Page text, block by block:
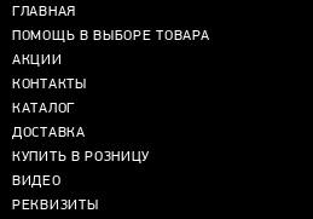
ГЛАВНАЯ
ПОМОЩЬ В ВЫБОРЕ ТОВАРА
АКЦИИ
КОНТАКТЫ
КАТАЛОГ
ДОСТАВКА
КУПИТЬ В РОЗНИЦУ
ВИДЕО
РЕКВИЗИТЫ